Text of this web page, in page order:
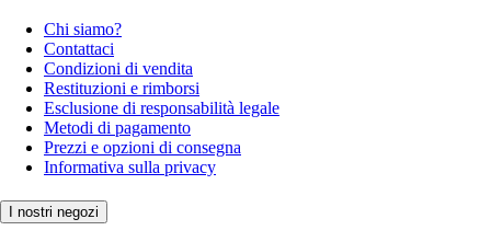
Chi siamo?
Contattaci
Condizioni di vendita
Restituzioni e rimborsi
Esclusione di responsabilità legale
Metodi di pagamento
Prezzi e opzioni di consegna
Informativa sulla privacy
I nostri negozi